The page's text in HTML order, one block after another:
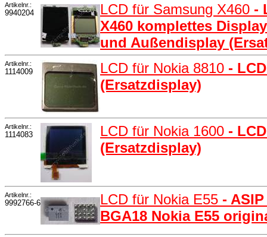
Artikelnr.:
9940204 LCD für Samsung X460 -
X460 komplettes
und Außendisplay
Artikelnr.:
1114009 LCD für Nokia 8810 -
(Ersatzdisplay)
Artikelnr.:
1114083 LCD für Nokia 1600 -
(Ersatzdisplay)
Artikelnr.:
9992766-6 LCD für Nokia E55 -
BGA18 Nokia E55